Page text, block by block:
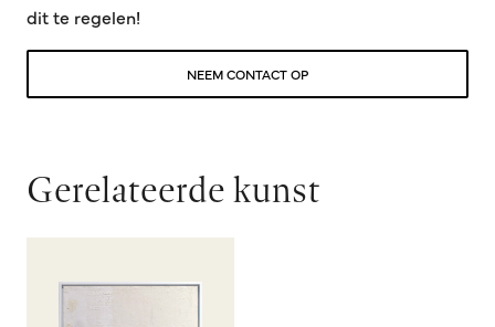
dit te regelen!
NEEM CONTACT OP
Gerelateerde kunst